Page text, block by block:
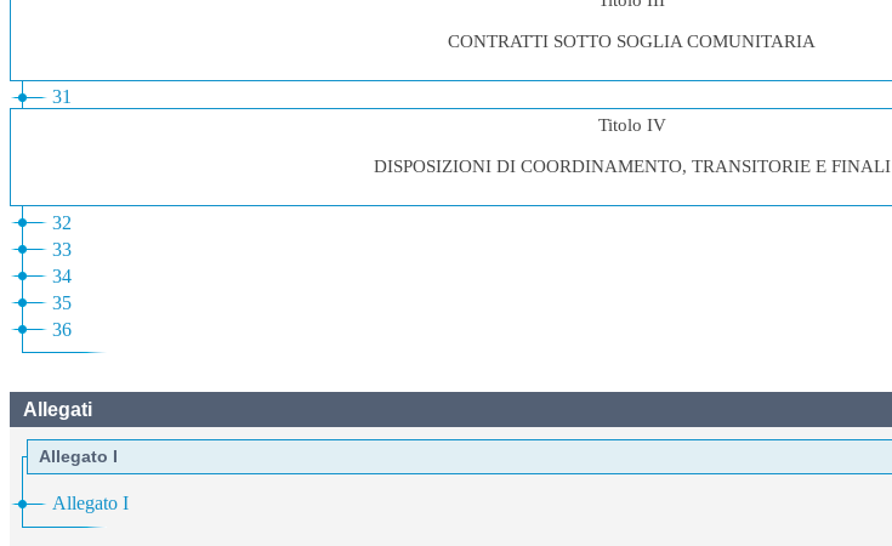
CONTRATTI SOTTO SOGLIA COMUNITARIA
31
Titolo IV
DISPOSIZIONI DI COORDINAMENTO, TRANSITORIE E FINALI
32
33
34
35
36
Allegati
Allegato I
Allegato I